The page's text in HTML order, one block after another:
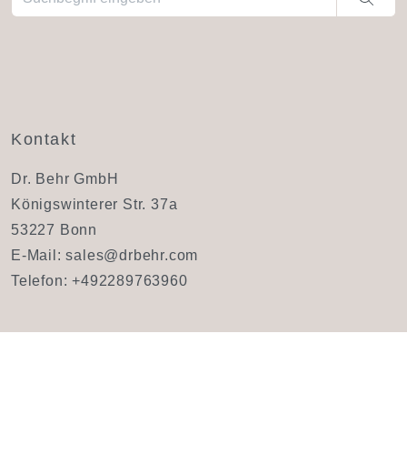
Kontakt
Dr. Behr GmbH
Königswinterer Str. 37a
53227 Bonn
E-Mail:sales@drbehr.com
Telefon:+492289763960